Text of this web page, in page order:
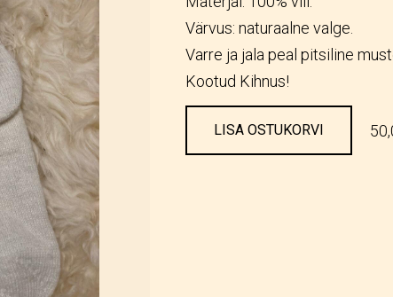
Värvus: naturaalne valge.
Varre ja jala peal pitsiline
Kootud Kihnus!
LISA OSTUKORVI